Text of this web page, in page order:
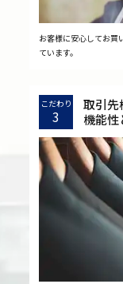
お客様に安心してお買
ています。
こだわり
3
取引先
機能